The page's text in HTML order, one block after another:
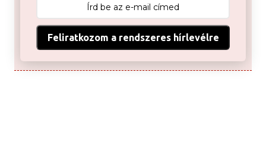
Feliratkozom a rendszeres hírlevélre